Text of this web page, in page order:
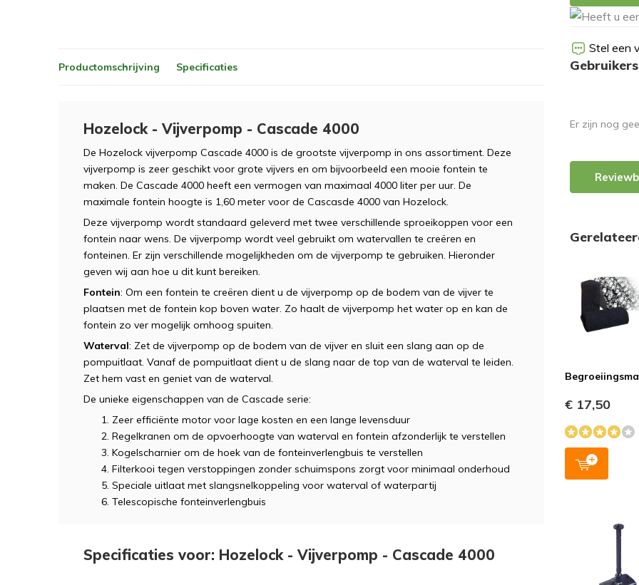
Stel een
Productomschrijving Specificaties
Hozelock - Vijverpomp - Cascade 4000
De Hozelock vijverpomp Cascade 4000 is de grootste vijverpomp in ons assortiment. Deze
vijverpomp is zeer geschikt voor grote vijvers en om bijvoorbeeld een mooie fontein te
maken. De Cascade 4000 heeft een vermogen van maximaal 4000 liter per uur. De
maximale fontein hoogte is 1,60 meter voor de Cascasde 4000 van Hozelock.
Deze vijverpomp wordt standaard geleverd met twee verschillende sproeikoppen voor een
fontein naar wens. De vijverpomp wordt veel gebruikt om watervallen te creëren en
fonteinen. Er zijn verschillende mogelijkheden om de vijverpomp te gebruiken. Hieronder
geven wij aan hoe u dit kunt bereiken.
Fontein: Om een fontein te creëren dient u de vijverpomp op de bodem van de vijver te
plaatsen met de fontein kop boven water. Zo haalt de vijverpomp het water op en kan de
fontein zo ver mogelijk omhoog spuiten.
Waterval: Zet de vijverpomp op de bodem van de vijver en sluit een slang aan op de
pompuitlaat. Vanaf de pompuitlaat dient u de slang naar de top van de waterval te leiden.
Zet hem vast en geniet van de waterval.
De unieke eigenschappen van de Cascade serie:
Zeer efficiënte motor voor lage kosten en een lange levensduur
Regelkranen om de opvoerhoogte van waterval en fontein afzonderlijk te verstellen
Kogelscharnier om de hoek van de fonteinverlengbuis te verstellen
Filterkooi tegen verstoppingen zonder schuimspons zorgt voor minimaal onderhoud
Speciale uitlaat met slangsnelkoppeling voor waterval of waterpartij
Telescopische fonteinverlengbuis
Specificaties voor: Hozelock - Vijverpomp - Cascade 4000
Er zijn nog
€ 17,50